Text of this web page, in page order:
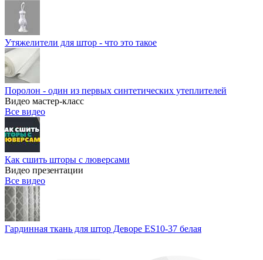
Утяжелители для штор - что это такое
Поролон - один из первых синтетических утеплителей
Видео мастер-класс
Все видео
Как сшить шторы с люверсами
Видео презентации
Все видео
Гардинная ткань для штор Деворе ES10-37 белая